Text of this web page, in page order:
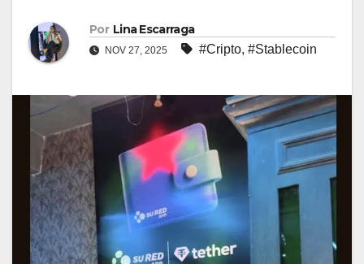
Por Lina Escarraga
NOV 27, 2025 #Cripto, #Stablecoin